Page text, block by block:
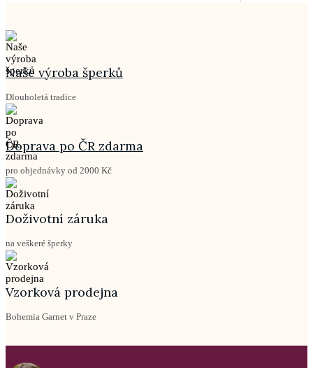
Naše výroba šperků
Dlouholetá tradice
Doprava po ČR zdarma
pro objednávky od 2000 Kč
Doživotní záruka
na veškeré šperky
Vzorková prodejna
Bohemia Garnet v Praze